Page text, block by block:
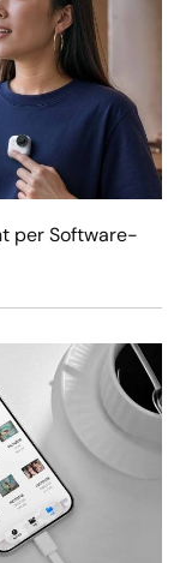
per Software-